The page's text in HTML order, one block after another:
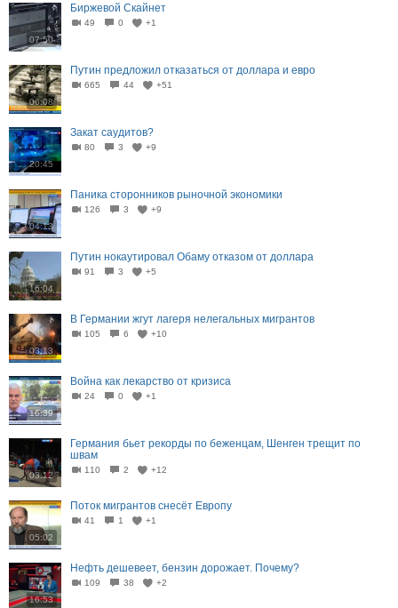
07:50
Биржевой Скайнет
49 0 +1
06:08
Путин предложил отказаться от доллара и евро
665 44 +51
20:45
Закат саудитов?
80 3 +9
04:13
Паника сторонников рыночной экономики
126 3 +9
16:04
Путин нокаутировал Обаму отказом от доллара
91 3 +5
03:13
В Германии жгут лагеря нелегальных мигрантов
105 6 +10
16:39
Война как лекарство от кризиса
24 0 +1
03:12
Германия бьет рекорды по беженцам, Шенген трещит по
швам
110 2 +12
05:02
Поток мигрантов снесёт Европу
41 1 +1
16:53
Нефть дешевеет, бензин дорожает. Почему?
109 38 +2